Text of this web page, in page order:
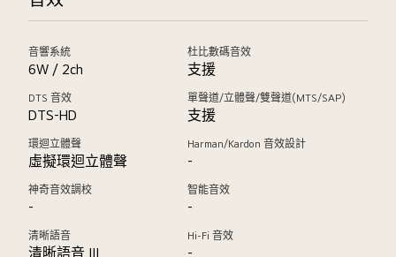
音響系統
6W / 2ch
杜比數碼音效
支援
DTS 音效
DTS-HD
單聲道/立體聲/雙聲道(MTS/SAP)
支援
環迴立體聲
虛擬環迴立體聲
Harman/Kardon 音效設計
-
神奇音效調校
-
智能音效
-
清晰語音
清晰語音 III
Hi-Fi 音效
-